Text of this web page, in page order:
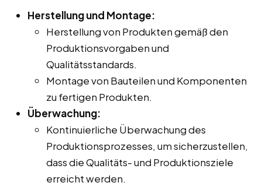
Herstellung und Montage:
Herstellung von Produkten gemäß den
Produktionsvorgaben und
Qualitätsstandards.
Montage von Bauteilen und Komponenten
zu fertigen Produkten.
Überwachung:
Kontinuierliche Überwachung des
Produktionsprozesses, um sicherzustellen,
dass die Qualitäts- und Produktionsziele
erreicht werden.